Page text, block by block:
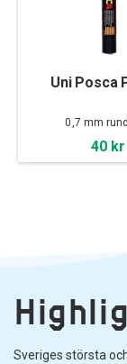
Uni Posca
0,7 mm
40 kr
Sveriges största